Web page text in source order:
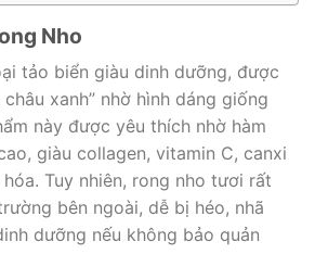
Nho
tảo biển giàu dinh dưỡng, được
xanh” nhờ hình dáng giống
này được yêu thích nhờ hàm
giàu collagen, vitamin C, canxi
Tuy nhiên, rong nho tươi rất
bên ngoài, dễ bị héo, nhã
dưỡng nếu không bảo quản